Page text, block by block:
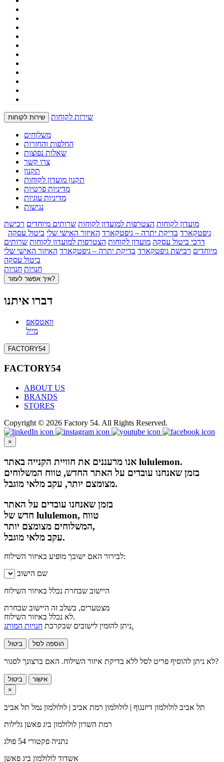
שירות לקוחות שירות לקוחות
משלוחים
החלפות והחזרות
שאלות נפוצות
צרו קשר
תקנון
תקנון מועדון לקוחות
מדיניות פרטיות
מדיניות עוגיות
נגישות
מועדון לקוחות הצטרפות למועדון לקוחות שרותים מיוחדים רכישת
גיפטקארד בדיקת יתרה – גיפטקארד האיזור האישי שלי ביטול עסקה
דרכי ביטול עסקה מועדון לקוחות הצטרפות למועדון לקוחות שרותים
מיוחדים רכישת גיפטקארד בדיקת יתרה – גיפטקארד האיזור האישי שלי
ביטול עסקה
חנויות חנויות
איך אפשר לעזור?
דברו איתנו
וואטסאפ
מייל
FACTORY54
FACTORY54
ABOUT US
BRANDS
STORES
Copyright © 2026 Factory 54. All Rights Reserved.
×
אנו מרעננים את חוויית הקנייה באתר lululemon.
בזמן שאנחנו עובדים על האתר החדש, טווח המשלוחים
מצומצם יותר, עקב מלאי מוגבל.
בזמן שאנחנו עובדים על האתר
חדש של lululemon, טווח
המשלוחים מצומצם יותר,
עקב מלאי מוגבל.
לבירור האם ישובך מופיע באיזור השילוח:
שם הישוב
היישוב שבחרת נכלל באיזור השילוח
מצטערים, בשלב זה היישוב שבחרת
לא נכלל באיזור השילוח.
ניתן להזמין לישובים שבקרבתחנויות המותג.
ביטול הוספה לסל
לא ניתן להוסיף פריט לסל ללא בדיקת איזור השילוח. האם ברצונך לסגור?
ביטול
אישור
×
תל אביב לולולמון דיזנגוף | לולולמון רמת אביב | לולולמון נמל תל אביב
רמת השרון לולולמון ביג פאשן גלילות
נתניה פקטורי 54 פולג
אשדוד לולולמון ביג פאשן